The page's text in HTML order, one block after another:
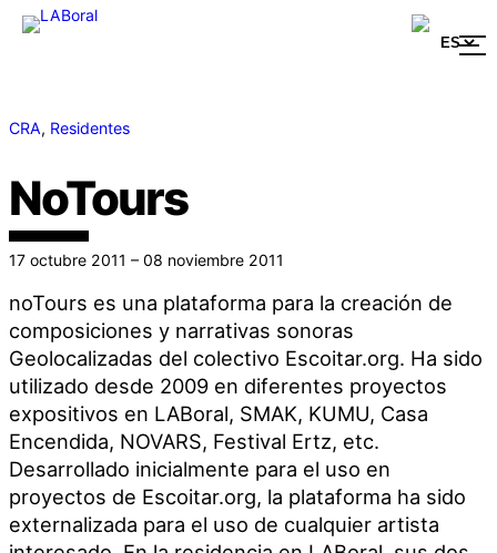
CRA, Residentes
NoTours
17 octubre 2011 – 08 noviembre 2011
noTours es una plataforma para la creación de
composiciones y narrativas sonoras
Geolocalizadas del colectivo Escoitar.org. Ha sido
utilizado desde 2009 en diferentes proyectos
expositivos en LABoral, SMAK, KUMU, Casa
Encendida, NOVARS, Festival Ertz, etc.
Desarrollado inicialmente para el uso en
proyectos de Escoitar.org, la plataforma ha sido
externalizada para el uso de cualquier artista